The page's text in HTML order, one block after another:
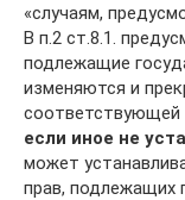
«случаям,
В п.2 ст.8.1.
подлежащие
изменяются и
соответствующей
если иное не
может
прав, подлежащих